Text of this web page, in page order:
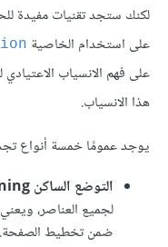
لكنك ستجد تقنيات مفيدة
على استخدام الخاصية
على فهم الانسياب
هذا الانسياب.
يوجد عمومًا خمسة أنواع
التوضع الساكن Static positioning
لجميع العناصر،
ضمن تخطيط الصفحة.